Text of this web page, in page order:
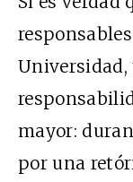
Universidad,
mayor:
por una